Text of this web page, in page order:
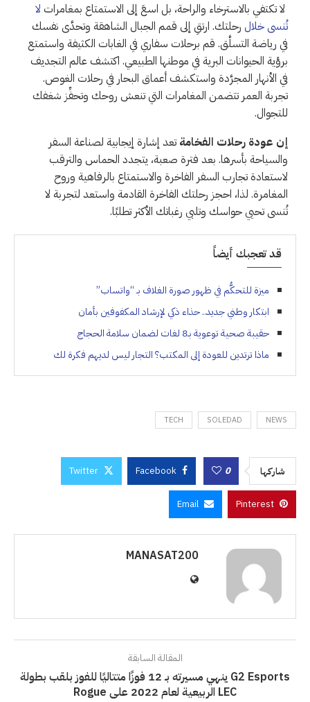
لا تكتفي بالاسترخاء والراحة، بل اسعَ إلى الاستمتاع بمغامرات لا
تُنسى خلال رحلتك. ارتقِ إلى قمم الجبال الشاهقة وتحدَّى نفسك
في رياضة التسلَّق. قم برحلات سفاري في الغابات الكثيفة واستمتع
برؤية الحيوانات البرية في موطنها الطبيعي. اكتشف عالم التجديف
في الأنهار المجرَّدة واستكشف أعماق البحار في رحلات الغوص.
تجربة العمر تتضمن المغامرات التي تنعش روحك وتحفِّز شغفك
للتجوال.
إن عودة رحلات الفخامة تعد إشارة إيجابية لصناعة السفر
والسياحة بأسرها. بعد فترة صعبة، يتجدد الحماس والترقب
لاستعادة تجارب السفر الفاخرة والاستمتاع بالرفاهية وروح
المغامرة. لذا، احجز رحلتك الفاخرة القادمة واستعد لتجربة لا
تُنسى تحيي حواسك وتلبي رغباتك الأكثر تطلبًا.
قد تعجبك أيضاً
ميزة للتحكُّم في ظهور صورة الغلاف بـ “واتساب”
ابتكار وطني جديد.. حذاء ذكي لإرشاد المكفوفين بأمان
حقيبة صحية توعوية بـ8 لغات لضمان سلامة الحجاج
ماذا ترتدين للعودة إلى المكتب؟ التجار ليس لديهم فكرة لك
NEWS
SOLEDAD
TECH
شاركها 0
Facebook
Twitter
Pinterest
Email
MANASAT200
المقالة السابقة
G2 Esports ينهي مسيرته بـ 12 فوزًا متتاليًا للفوز بلقب بطولة
LEC الربيعية لعام 2022 على Rogue